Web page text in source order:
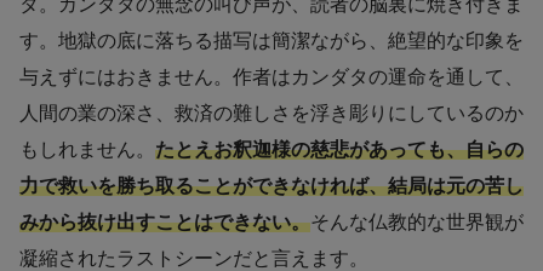
タ。カンダタの無念の叫び声が、読者の脳裏に焼き付きま
す。地獄の底に落ちる描写は簡潔ながら、絶望的な印象を
与えずにはおきません。作者はカンダタの運命を通して、
人間の業の深さ、救済の難しさを浮き彫りにしているのか
もしれません。 たとえお釈迦様の慈悲があっても、自らの
力で救いを勝ち取ることができなければ、結局は元の苦し
みから抜け出すことはできない。そんな仏教的な世界観が
凝縮されたラストシーンだと言えます。